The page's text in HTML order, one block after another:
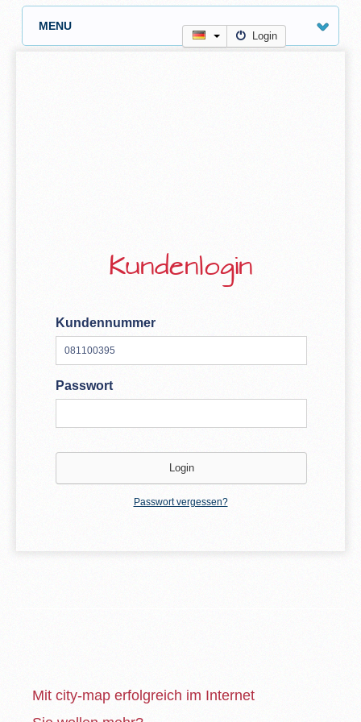
MENU
Login
Kundenlogin
Kundennummer
Passwort
Passwort vergessen?
Mit city-map erfolgreich im Internet